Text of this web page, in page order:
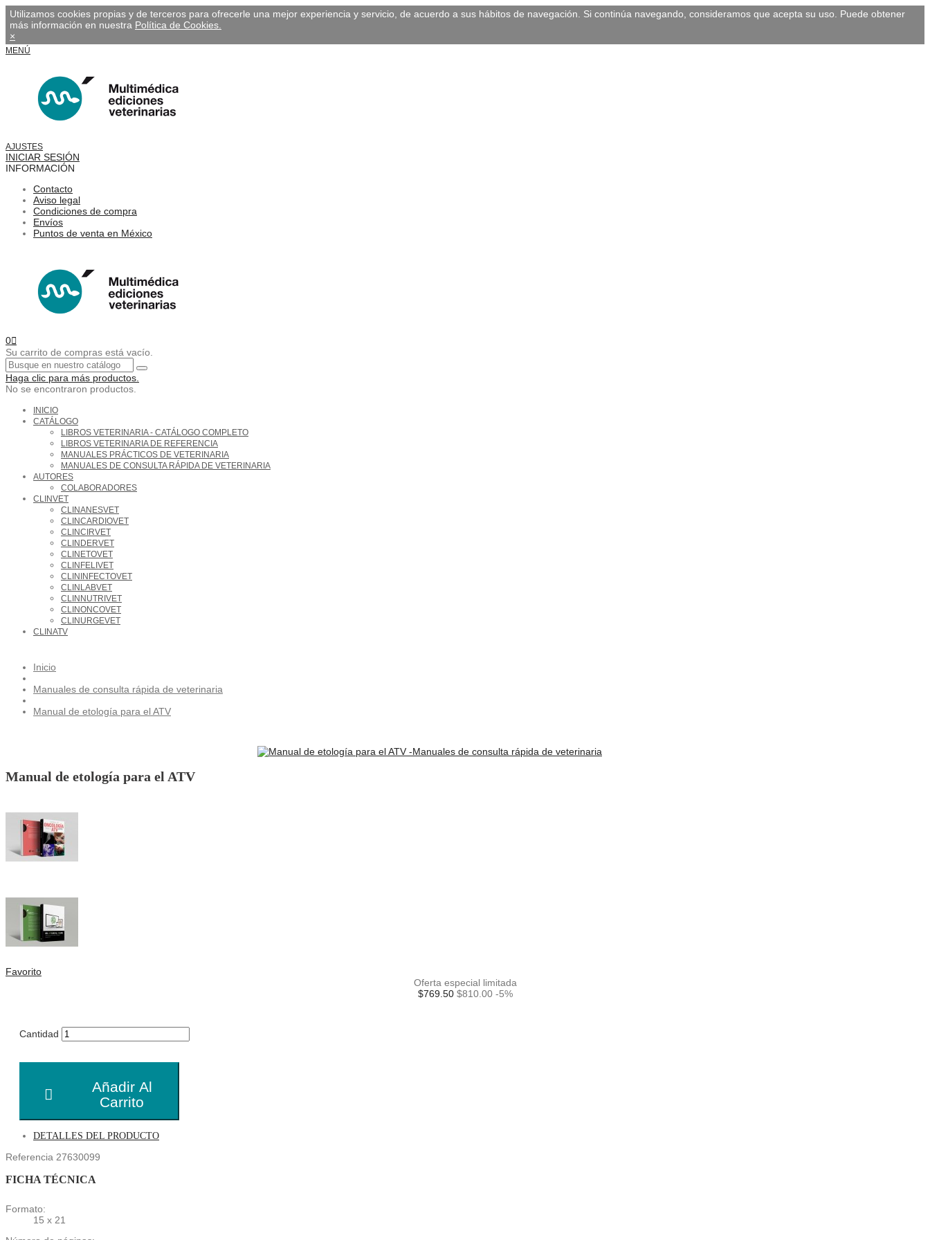
Utilizamos cookies propias y de terceros para ofrecerle una mejor experiencia y servicio, de acuerdo a sus hábitos de navegación. Si continúa navegando, consideramos que acepta su uso. Puede obtener
más información en nuestra Política de Cookies.
×
MENÚ
AJUSTES
INICIAR SESIÓN
INFORMACIÓN
Contacto
Aviso legal
Condiciones de compra
Envíos
Puntos de venta en México
0
Su carrito de compras está vacío.
Haga clic para más productos.
No se encontraron productos.
INICIO
CATÁLOGO
LIBROS VETERINARIA - CATÁLOGO COMPLETO
LIBROS VETERINARIA DE REFERENCIA
MANUALES PRÁCTICOS DE VETERINARIA
MANUALES DE CONSULTA RÁPIDA DE VETERINARIA
AUTORES
COLABORADORES
CLINVET
CLINANESVET
CLINCARDIOVET
CLINCIRVET
CLINDERVET
CLINETOVET
CLINFELIVET
CLININFECTOVET
CLINLABVET
CLINNUTRIVET
CLINONCOVET
CLINURGEVET
CLINATV
Inicio
Manuales de consulta rápida de veterinaria
Manual de etología para el ATV
Manual de etología para el ATV
Favorito
Oferta especial limitada
$769.50 $810.00 -5%
Cantidad
Añadir Al
Carrito
DETALLES DEL PRODUCTO
Referencia 27630099
FICHA TÉCNICA
Formato:
15 x 21